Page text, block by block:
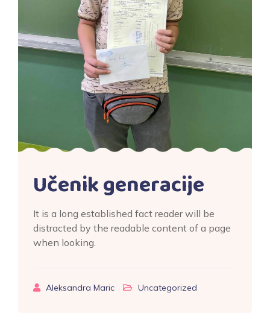
Učenik generacije
It is a long established fact reader will be
distracted by the readable content of a page
when looking.
Aleksandra Maric Uncategorized